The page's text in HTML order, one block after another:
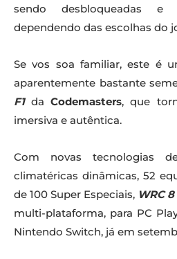
sendo desbloqueadas
dependendo das escolhas do
Se vos soa familiar, este é
aparentemente bastante
F1 daCodemasters, que
imersiva e autêntica.
Com novas tecnologias
climatéricas dinâmicas, 52
de 100 Super Especiais, WRC 8
multi-plataforma, para PC
Nintendo Switch, já em